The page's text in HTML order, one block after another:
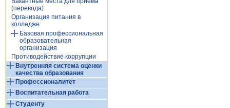
(перевода)
Организация питания в
колледже
Базовая профессиональная
образовательная
организация
Противодействие коррупции
Внутренняя система оценки
качества образования
Профессионалитет
Воспитательная работа
Студенту